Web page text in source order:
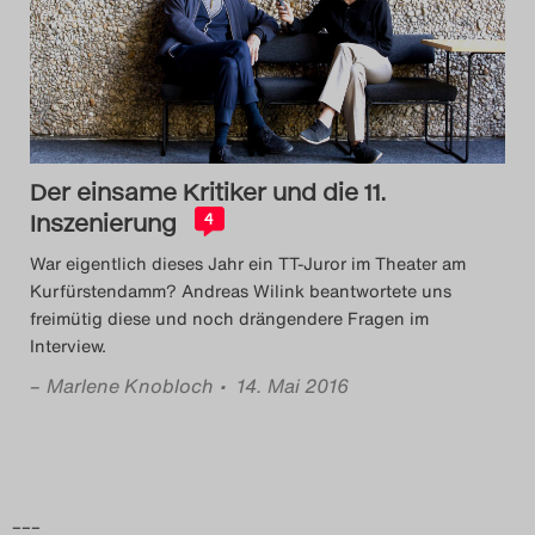
Das Theatertreffen-Blog
2014
Das Theatertreffen-Blog
2015
Das Theatertreffen-Blog
2016
Das Theatertreffen-Blog
Der einsame Kritiker und die 11.
Inszenierung
4
War eigentlich dieses Jahr ein TT-Juror im Theater am
Kurfürstendamm? Andreas Wilink beantwortete uns
freimütig diese und noch drängendere Fragen im
Interview.
– Marlene Knobloch • 14. Mai 2016
–––